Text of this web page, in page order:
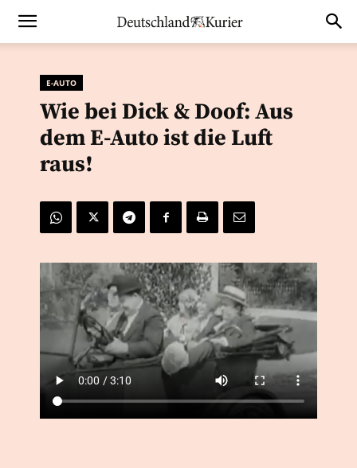
E-AUTO
Wie bei Dick & Doof: Aus
dem E-Auto ist die Luft
raus!